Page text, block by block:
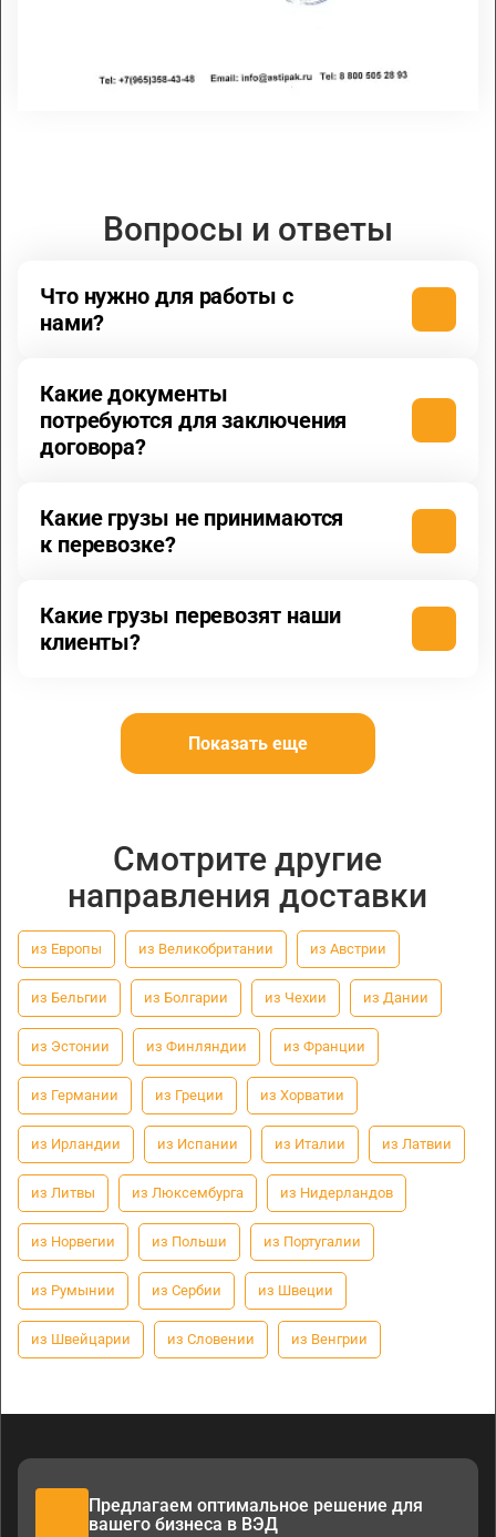
Вопросы и ответы
Что нужно для работы с
нами?
Какие документы
потребуются для заключения
договора?
Какие грузы не принимаются
к перевозке?
Какие грузы перевозят наши
клиенты?
Показать еще
Смотрите другие
направления доставки
из Европы из Великобритании из Австрии
из Бельгии из Болгарии из Чехии из Дании
из Эстонии из Финляндии из Франции
из Германии из Греции из Хорватии
из Ирландии из Испании из Италии из Латвии
из Литвы из Люксембурга из Нидерландов
из Норвегии из Польши из Португалии
из Румынии из Сербии из Швеции
из Швейцарии из Словении из Венгрии
Предлагаем оптимальное решение для
вашего бизнеса в ВЭД